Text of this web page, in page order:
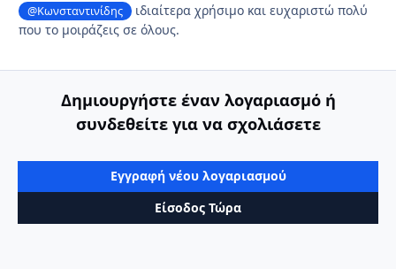
@Κωνσταντινίδης
ιδιαίτερα χρήσιμο και ευχαριστώ πολύ
που το μοιράζεις σε όλους.
Δημιουργήστε έναν λογαριασμό ή
συνδεθείτε για να σχολιάσετε
Εγγραφή νέου λογαριασμού
Είσοδος Τώρα